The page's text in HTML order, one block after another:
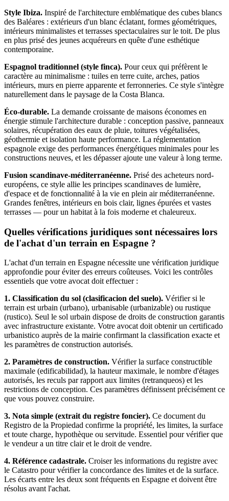
Style Ibiza. Inspiré de l'architecture emblématique des cubes blancs
des Baléares : extérieurs d'un blanc éclatant, formes géométriques,
intérieurs minimalistes et terrasses spectaculaires sur le toit. De plus
en plus prisé des jeunes acquéreurs en quête d'une esthétique
contemporaine.
Espagnol traditionnel (style finca). Pour ceux qui préfèrent le
caractère au minimalisme : tuiles en terre cuite, arches, patios
intérieurs, murs en pierre apparente et ferronneries. Ce style s'intègre
naturellement dans le paysage de la Costa Blanca.
Éco-durable. La demande croissante de maisons économes en
énergie stimule l'architecture durable : conception passive, panneaux
solaires, récupération des eaux de pluie, toitures végétalisées,
géothermie et isolation haute performance. La réglementation
espagnole exige des performances énergétiques minimales pour les
constructions neuves, et les dépasser ajoute une valeur à long terme.
Fusion scandinave-méditerranéenne. Prisé des acheteurs nord-
européens, ce style allie les principes scandinaves de lumière,
d'espace et de fonctionnalité à la vie en plein air méditerranéenne.
Grandes fenêtres, intérieurs en bois clair, lignes épurées et vastes
terrasses — pour un habitat à la fois moderne et chaleureux.
Quelles vérifications juridiques sont nécessaires lors
de l'achat d'un terrain en Espagne ?
L'achat d'un terrain en Espagne nécessite une vérification juridique
approfondie pour éviter des erreurs coûteuses. Voici les contrôles
essentiels que votre avocat doit effectuer :
1. Classification du sol (clasificacion del suelo). Vérifier si le
terrain est urbain (urbano), urbanisable (urbanizable) ou rustique
(rustico). Seul le sol urbain dispose de droits de construction garantis
avec infrastructure existante. Votre avocat doit obtenir un certificado
urbanistico auprès de la mairie confirmant la classification exacte et
les paramètres de construction autorisés.
2. Paramètres de construction. Vérifier la surface constructible
maximale (edificabilidad), la hauteur maximale, le nombre d'étages
autorisés, les reculs par rapport aux limites (retranqueos) et les
restrictions de conception. Ces paramètres définissent précisément ce
que vous pouvez construire.
3. Nota simple (extrait du registre foncier). Ce document du
Registro de la Propiedad confirme la propriété, les limites, la surface
et toute charge, hypothèque ou servitude. Essentiel pour vérifier que
le vendeur a un titre clair et le droit de vendre.
4. Référence cadastrale. Croiser les informations du registre avec
le Catastro pour vérifier la concordance des limites et de la surface.
Les écarts entre les deux sont fréquents en Espagne et doivent être
résolus avant l'achat.